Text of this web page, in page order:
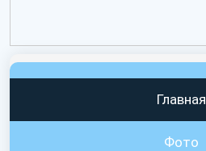
Главная
Фото